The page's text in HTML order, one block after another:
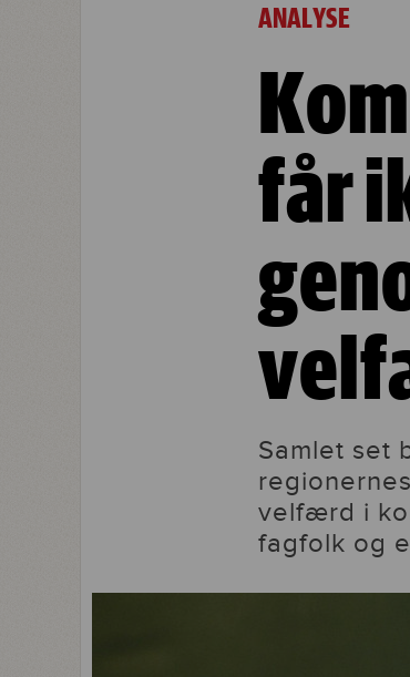
ANALYSE
får
Samlet set
velfærd i
fagfolk og